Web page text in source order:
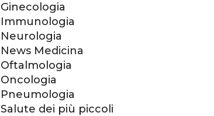
Ginecologia
Immunologia
Neurologia
News Medicina
Oftalmologia
Oncologia
Pneumologia
Salute dei più piccoli